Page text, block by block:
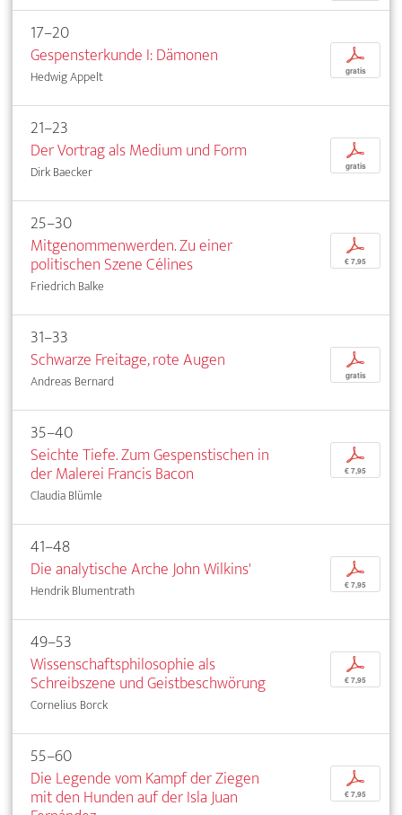
17–20
Gespensterkunde I: Dämonen
Hedwig Appelt
p
gratis
21–23
Der Vortrag als Medium und Form
Dirk Baecker
p
gratis
25–30
Mitgenommenwerden. Zu einer
politischen Szene Célines
Friedrich Balke
p
€ 7,95
31–33
Schwarze Freitage, rote Augen
Andreas Bernard
p
gratis
35–40
Seichte Tiefe. Zum Gespenstischen in
der Malerei Francis Bacon
Claudia Blümle
p
€ 7,95
41–48
Die analytische Arche John Wilkins'
Hendrik Blumentrath
p
€ 7,95
49–53
Wissenschaftsphilosophie als
Schreibszene und Geistbeschwörung
Cornelius Borck
p
€ 7,95
55–60
Die Legende vom Kampf der Ziegen
mit den Hunden auf der Isla Juan
p
€ 7,95